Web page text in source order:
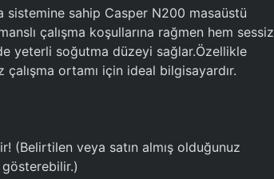
sistemine sahip Casper N200 masaüstü
çalışma koşullarına rağmen hem sessiz
yeterli soğutma düzeyi sağlar.Özellikle
çalışma ortamı için ideal bilgisayardır.
(Belirtilen veya satın almış olduğunuz